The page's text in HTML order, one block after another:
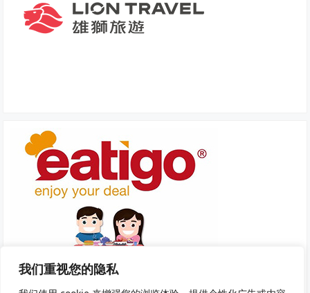
我们重视您的隐私